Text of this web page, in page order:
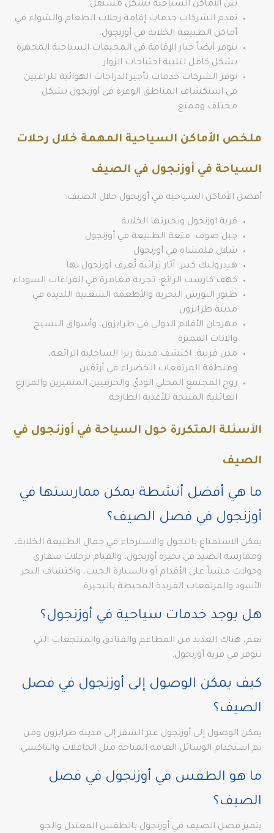
بين الأماكن السياحية بشكل مستقل.
تقدم الشركات خدمات إقامة رحلات الطعام والشواء في
أماكن الطبيعة الخلابة في أوزنجول.
يتوفر أيضاً خيار الإقامة في المخيمات السياحية المجهزة
بشكل كامل لتلبية احتياجات الزوار.
توفر الشركات خدمات تأجير الدراجات الهوائية للراغبين
في استكشاف المناطق الوعرة في أوزنجول بشكل
مختلف وممتع.
ملخص الأماكن السياحية المهمة خلال رحلات
السياحة في أوزنجول في الصيف
أفضل الأماكن السياحية في أوزنجول خلال الصيف:
قرية اوزنجول وبحيرتها الخلابة
جبل صوف: متعة الطبيعة في أوزنجول
شلال قلمشاه في أوزنجول
هيدروليك كبير: آثار تراثية تُعرف أوزنجول بها
كهف كارست الرائع: تجربة مغامرة في الفراغات السوداء
طيور النورس البحرية والأطعمة الشعبية اللذيذة في
مدينة طرابزون
مهرجان الأفلام الدولي في طرابزون، وأسواق النسيج
والاثاث المميزة
مدن قريبة: اكتشف مدينة ريزا الساحلية الرائعة،
ومنطقة المرتفعات الخضراء في أرتڤين.
روح المجتمع المحلي الوديّ والحرفيين المتميزين والمزارع
العائلية المنتجة للأغذية الطازجة.
الأسئلة المتكررة حول السياحة في أوزنجول في
الصيف
ما هي أفضل أنشطة يمكن ممارستها في
أوزنجول في فصل الصيف؟
يمكن الاستمتاع بالتجول والاسترخاء في جمال الطبيعة الخلابة،
وممارسة الصيد في بحيرة أوزنجول، والقيام برحلات سفاري
وجولات مشياً على الأقدام أو بالسيارة الجيب، واكتشاف البحر
الأسود والمرتفعات الفريدة المحيطة بالبحيرة.
هل يوجد خدمات سياحية في أوزنجول؟
نعم، هناك العديد من المطاعم والفنادق والمنتجعات التي
تتوفر في قرية أوزنجول.
كيف يمكن الوصول إلى أوزنجول في فصل
الصيف؟
يمكن الوصول إلى أوزنجول عبر السفر إلى مدينة طرابزون ومن
ثم استخدام الوسائل العامة المتاحة مثل الحافلات والتاكسي.
ما هو الطقس في أوزنجول في فصل
الصيف؟
يتميز فصل الصيف في أوزنجول بالطقس المعتدل والجو